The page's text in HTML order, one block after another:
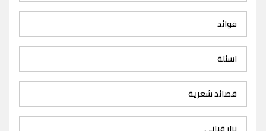
فوائد
اسئلة
قصائد شعرية